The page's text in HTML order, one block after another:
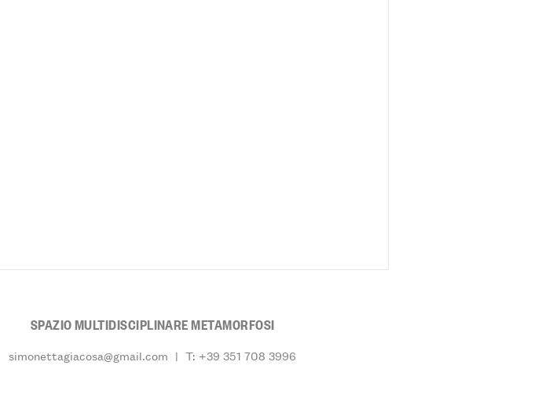
SPAZIO MULTIDISCIPLINARE METAMORFOSI
simonettagiacosa@gmail.com | T: +39 351 708 3996